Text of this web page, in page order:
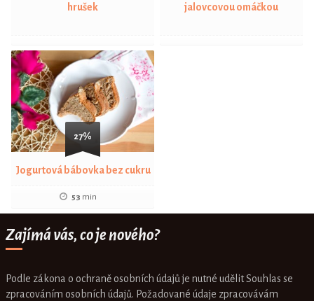
hrušek
jalovcovou omáčkou
27%
Jogurtová bábovka bez cukru
53 min
Zajímá vás, co je nového?
Podle zákona o ochraně osobních údajů je nutné udělit Souhlas se
zpracováním osobních údajů. Požadované údaje zpracovávám